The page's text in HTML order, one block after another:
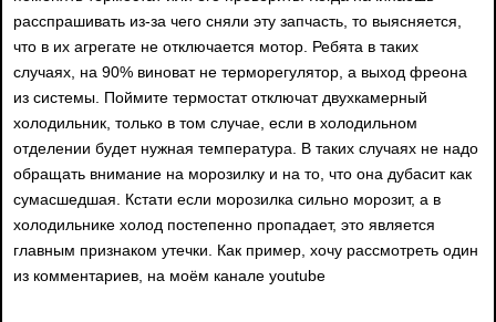
расспрашивать из-за чего сняли эту запчасть, то выясняется,
что в их агрегате не отключается мотор. Ребята в таких
случаях, на 90% виноват не терморегулятор, а выход фреона
из системы. Поймите термостат отключат двухкамерный
холодильник, только в том случае, если в холодильном
отделении будет нужная температура. В таких случаях не надо
обращать внимание на морозилку и на то, что она дубасит как
сумасшедшая. Кстати если морозилка сильно морозит, а в
холодильнике холод постепенно пропадает, это является
главным признаком утечки. Как пример, хочу рассмотреть один
из комментариев, на моём канале youtube